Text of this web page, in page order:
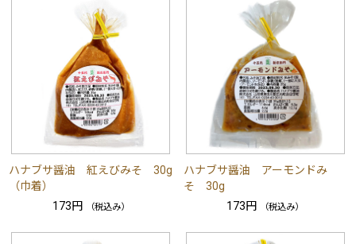
ハナブサ醤油 紅えびみそ 30g
（巾着）
173円
（税込み）
ハナブサ醤油 アーモンドみ
そ 30g
173円
（税込み）